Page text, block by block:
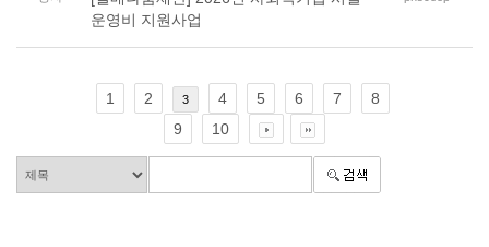
운영비 지원사업
1 2 3 4 5 6 7
8
9
10